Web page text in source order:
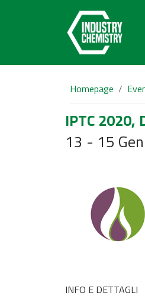
Homepage
IPTC 2020,
13 - 15
INFO E DETTAGLI